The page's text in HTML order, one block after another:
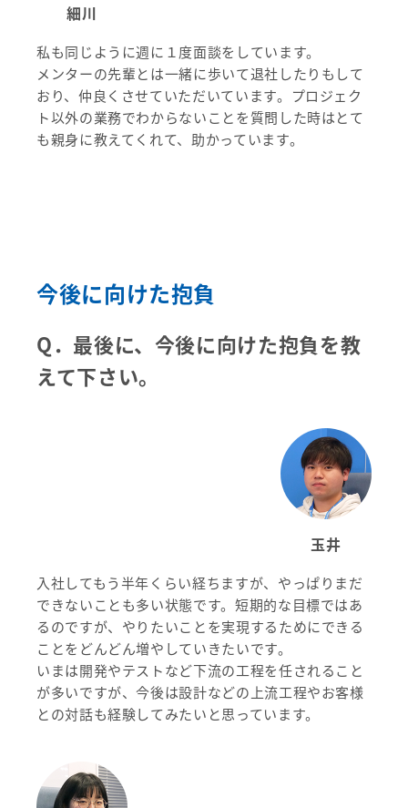
細川
私も同じように週に１度面談をしています。
メンターの先輩とは一緒に歩いて退社したりもして
おり、仲良くさせていただいています。プロジェク
ト以外の業務でわからないことを質問した時はとて
も親身に教えてくれて、助かっています。
今後に向けた抱負
Q． 最後に、今後に向けた抱負を教
えて下さい。
玉井
入社してもう半年くらい経ちますが、やっぱりまだ
できないことも多い状態です。短期的な目標ではあ
るのですが、やりたいことを実現するためにできる
ことをどんどん増やしていきたいです。
いまは開発やテストなど下流の工程を任されること
が多いですが、今後は設計などの上流工程やお客様
との対話も経験してみたいと思っています。